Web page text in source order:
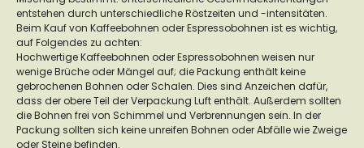
entstehen durch unterschiedliche Röstzeiten und -intensitäten.
Beim Kauf von Kaffeebohnen oder Espressobohnen ist es wichtig,
auf Folgendes zu achten:
Hochwertige Kaffeebohnen oder Espressobohnen weisen nur
wenige Brüche oder Mängel auf; die Packung enthält keine
gebrochenen Bohnen oder Schalen. Dies sind Anzeichen dafür,
dass der obere Teil der Verpackung Luft enthält. Außerdem sollten
die Bohnen frei von Schimmel und Verbrennungen sein. In der
Packung sollten sich keine unreifen Bohnen oder Abfälle wie Zweige
oder Steine befinden.